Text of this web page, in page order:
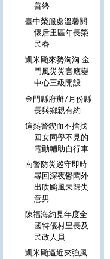
善終
臺中榮服處溫馨關
懷后里區年長榮
民眷
凱米颱來勢洶洶 金
門風災災害應變
中心三級開設
金門縣府辦7月份縣
長與鄉親有約
這熱警鍥而不捨找
回女同學不見的
電動輔助自行車
南警防災巡守即時
尋回深夜鬱悶外
出吹颱風未歸失
意男
陳福海約見年度全
國特優村里長及
民政人員
凱米颱逼近夾強風